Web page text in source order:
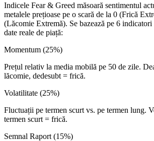
Indicele Fear & Greed măsoară sentimentul
metalele prețioase pe o scară de la 0 (Frică
(Lăcomie Extremă). Se bazează pe 6
date reale de piață:
Momentum (25%)
Prețul relativ la media mobilă pe 50 de zile.
lăcomie, dedesubt = frică.
Volatilitate (25%)
Fluctuații pe termen scurt vs. pe termen lung.
termen scurt = frică.
Semnal Raport (15%)